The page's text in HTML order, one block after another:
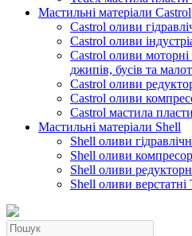
Мастильні матеріали Castrol
Castrol оливи
Castrol оливи
Castrol оливи моторні
джипів, бусів та
Castrol оливи
Castrol оливи
Castrol мастила
Мастильні матеріали Shell
Shell оливи
Shell оливи
Shell оливи
Shell оливи верстатні